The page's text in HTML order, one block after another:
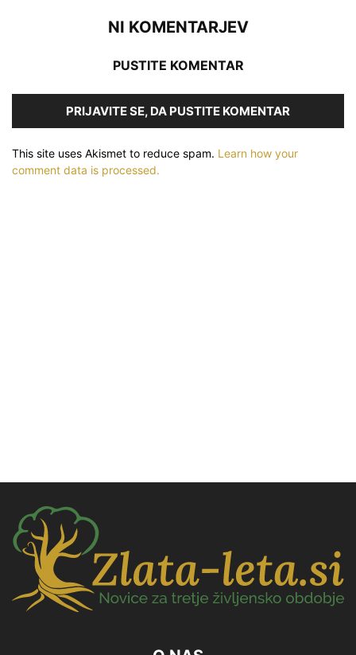
NI KOMENTARJEV
PUSTITE KOMENTAR
PRIJAVITE SE, DA PUSTITE KOMENTAR
This site uses Akismet to reduce spam. Learn how your
comment data is processed.